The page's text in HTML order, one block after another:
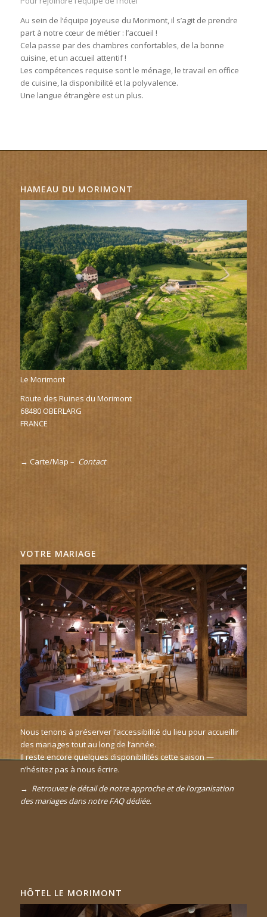
Au sein de l‘équipe joyeuse du Morimont, il s’agit de prendre
part à notre cœur de métier : l’accueil !
Cela passe par des chambres confortables, de la bonne
cuisine, et un accueil attentif !
Les compétences requise sont le ménage, le travail en office
de cuisine, la disponibilité et la polyvalence.
Une langue étrangère est un plus.
HAMEAU DU MORIMONT
Le Morimont
Route des Ruines du Morimont
68480 OBERLARG
FRANCE
→ Carte/Map – Contact
VOTRE MARIAGE
Nous tenons à préserver l’accessibilité du lieu pour accueillir
des mariages tout au long de l’année.
Il reste encore quelques disponibilités cette saison —
n’hésitez pas à nous écrire.
→ Retrouvez le détail de notre approche et de l’organisation
des mariages dans notre FAQ dédiée.
HÔTEL LE MORIMONT